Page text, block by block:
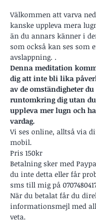
Välkommen att varva
kanske uppleva mera
än du annars känner i
som också kan ses som
avslappning. .
Denna meditation
dig att inte bli lika
av de omständigheter
runtomkring dig utan
uppleva mer lugn och
vardag.
Vi ses online, alltså via
mobil.
Pris 150kr
Betalning sker med
du inte detta eller får
sms till mig på
När du betalat får du
informationsmejl med
veta.